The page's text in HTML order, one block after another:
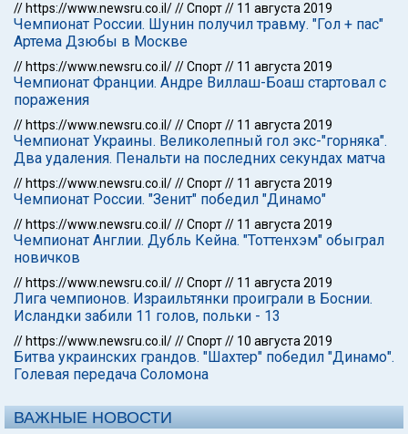
// https://www.newsru.co.il///Спорт// 11 августа 2019
Чемпионат России. Шунин получил травму. "Гол + пас"
Артема Дзюбы в Москве
// https://www.newsru.co.il///Спорт// 11 августа 2019
Чемпионат Франции. Андре Виллаш-Боаш стартовал с
поражения
// https://www.newsru.co.il///Спорт// 11 августа 2019
Чемпионат Украины. Великолепный гол экс-"горняка".
Два удаления. Пенальти на последних секундах матча
// https://www.newsru.co.il///Спорт// 11 августа 2019
Чемпионат России. "Зенит" победил "Динамо"
// https://www.newsru.co.il///Спорт// 11 августа 2019
Чемпионат Англии. Дубль Кейна. "Тоттенхэм" обыграл
новичков
// https://www.newsru.co.il///Спорт// 11 августа 2019
Лига чемпионов. Израильтянки проиграли в Боснии.
Исландки забили 11 голов, польки - 13
// https://www.newsru.co.il///Спорт// 10 августа 2019
Битва украинских грандов. "Шахтер" победил "Динамо".
Голевая передача Соломона
ВАЖНЫЕ НОВОСТИ